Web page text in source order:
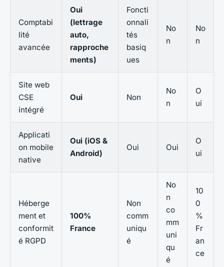
Comptabi
lité
avancée
Oui
(lettrage
auto,
rapproche
ments)
Foncti
onnali
tés
basiq
ues
No
n
No
n
Site web
CSE
intégré
Oui Non
No
n
O
ui
Applicati
on mobile
native
Oui (iOS &
Android)
Oui Oui
O
ui
Héberge
ment et
conformit
é RGPD
100%
France
Non
comm
uniqu
é
No
n
co
mm
uni
qu
é
10
0
%
Fr
an
ce